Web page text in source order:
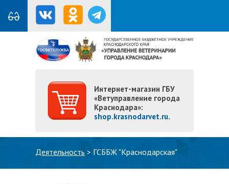
Интернет-магазин ГБУ
«Ветуправление города
Краснодара»:
shop.krasnodarvet.ru.
Деятельность > ГСББЖ "Краснодарская"